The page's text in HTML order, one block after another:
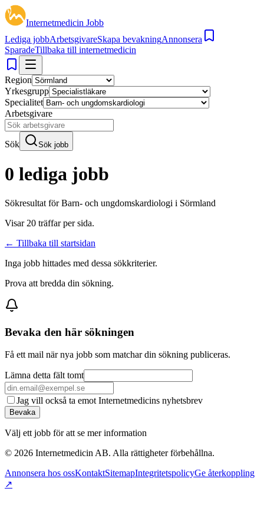
Internetmedicin Jobb
Lediga jobbArbetsgivareSkapa bevakningAnnonsera
SparadeTillbaka till internetmedicin
Region
Yrkesgrupp
Specialitet
Arbetsgivare
Sök Sök jobb
0 lediga jobb
Sökresultat förBarn- och ungdomskardiologi i Sörmland
Visar 20 träffar per sida.
← Tillbaka till startsidan
Inga jobb hittades med dessa sökkriterier.
Prova att bredda din sökning.
Bevaka den här sökningen
Få ett mail när nya jobb som matchar din sökning publiceras.
Lämna detta fält tomt
Jag vill också ta emot Internetmedicins nyhetsbrev
Bevaka
Välj ett jobb för att se mer information
© 2026 Internetmedicin AB. Alla rättigheter förbehållna.
Annonsera hos ossKontaktSitemapIntegritetspolicyGe återkoppling
↗